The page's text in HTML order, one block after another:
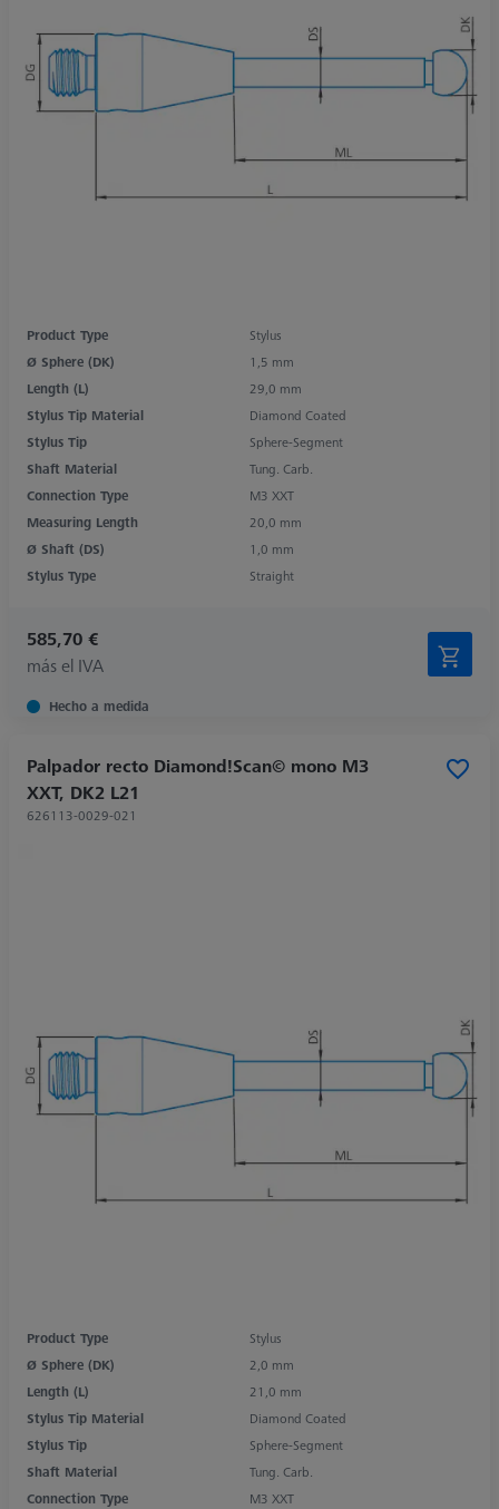
Product Type
Stylus
Ø Sphere (DK)
1,5 mm
Length (L)
29,0 mm
Stylus Tip Material
Diamond Coated
Stylus Tip
Sphere-Segment
Shaft Material
Tung. Carb.
Connection Type
M3 XXT
Measuring Length
20,0 mm
Ø Shaft (DS)
1,0 mm
Stylus Type
Straight
585,70 €
más el IVA
Hecho a medida
Palpador recto Diamond!Scan© mono M3
XXT, DK2 L21
626113-0029-021
Product Type
Stylus
Ø Sphere (DK)
2,0 mm
Length (L)
21,0 mm
Stylus Tip Material
Diamond Coated
Stylus Tip
Sphere-Segment
Shaft Material
Tung. Carb.
Connection Type
M3 XXT